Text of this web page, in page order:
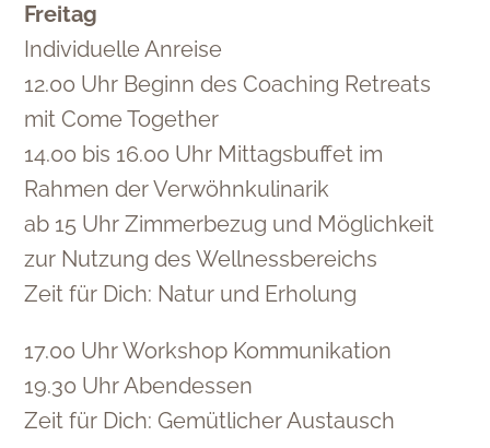
Freitag
Individuelle Anreise
12.00 Uhr Beginn des Coaching Retreats
mit Come Together
14.00 bis 16.00 Uhr Mittagsbuffet im
Rahmen der Verwöhnkulinarik
ab 15 Uhr Zimmerbezug und Möglichkeit
zur Nutzung des Wellnessbereichs
Zeit für Dich: Natur und Erholung
17.00 Uhr Workshop Kommunikation
19.30 Uhr Abendessen
Zeit für Dich: Gemütlicher Austausch